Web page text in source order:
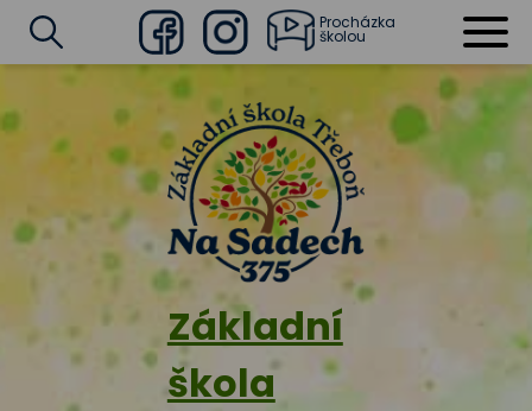
Základní
škola
FacebookInstagram
Procházka
školou